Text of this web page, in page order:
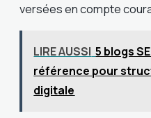
versées en compte
LIRE AUSSI 5 blogs
référence pour
digitale